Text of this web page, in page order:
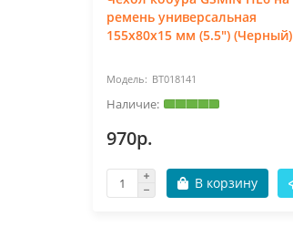
ремень универсальная
155x80x15 мм (5.5") (Черный)
BT018141
970р.
В корзину